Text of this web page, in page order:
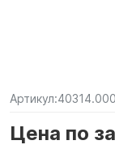
Артикул:
Цена по